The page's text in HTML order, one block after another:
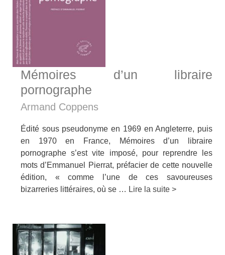
Mémoires d’un libraire
pornographe
Armand Coppens
Édité sous pseudonyme en 1969 en Angleterre, puis
en 1970 en France, Mémoires d’un libraire
pornographe s’est vite imposé, pour reprendre les
mots d’Emmanuel Pierrat, préfacier de cette nouvelle
édition, « comme l’une de ces savoureuses
bizarreries littéraires, où se … Lire la suite >